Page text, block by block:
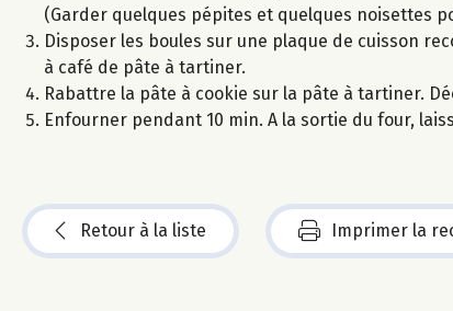
(Garder quelques pépites et quelques noisettes
Disposer les boules sur une plaque de cuisson
à café de pâte à tartiner.
Rabattre la pâte à cookie sur la pâte à tartiner.
Enfourner pendant 10 min. A la sortie du four,
Retour à la liste Imprimer la